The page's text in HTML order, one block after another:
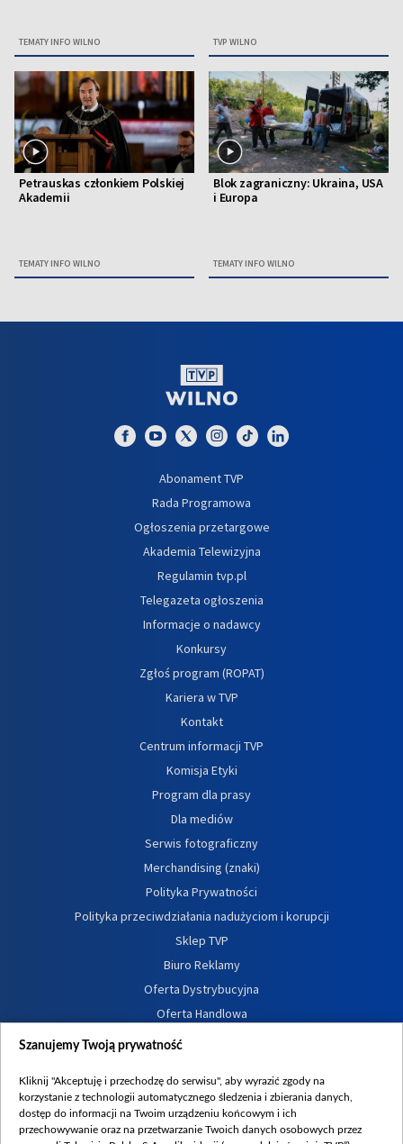
TEMATY INFO WILNO TVP WILNO
Petrauskas członkiem Polskiej
Akademii
TEMATY INFO WILNO
Blok zagraniczny: Ukraina, USA
i Europa
TEMATY INFO WILNO
Abonament TVP
Rada Programowa
Ogłoszenia przetargowe
Akademia Telewizyjna
Regulamin tvp.pl
Telegazeta ogłoszenia
Informacje o nadawcy
Konkursy
Zgłoś program (ROPAT)
Kariera w TVP
Kontakt
Centrum informacji TVP
Komisja Etyki
Program dla prasy
Dla mediów
Serwis fotograficzny
Merchandising (znaki)
Polityka Prywatności
Polityka przeciwdziałania nadużyciom i korupcji
Sklep TVP
Biuro Reklamy
Oferta Dystrybucyjna
Oferta Handlowa
Dostępność
Procedura zgłoszeń wewnętrznych
Szanujemy Twoją prywatność
Kliknij "Akceptuję i przechodzę do serwisu", aby wyrazić zgody na
korzystanie z technologii automatycznego śledzenia i zbierania danych,
dostęp do informacji na Twoim urządzeniu końcowym i ich
przechowywanie oraz na przetwarzanie Twoich danych osobowych przez